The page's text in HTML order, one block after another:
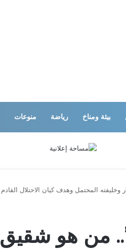
بيئة ومناخ رياضة منوعات
المحتمل وهدف كيان الاحتلال القادم
من هو شقيق